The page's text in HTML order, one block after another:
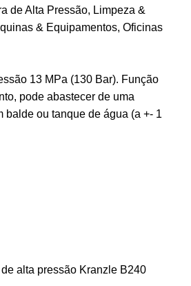
de Alta Pressão, Limpeza &
& Equipamentos, Oficinas
13 MPa (130 Bar). Função
pode abastecer de uma
balde ou tanque de água (a +- 1